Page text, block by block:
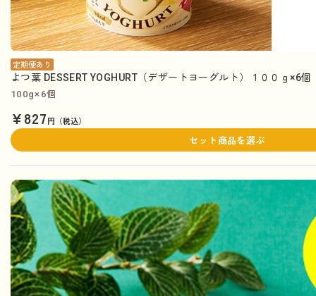
定期便あり
よつ葉 DESSERT YOGHURT（デザートヨーグルト）１００ｇ×6
100g×6個
¥827円（税込）
セット商品を選ぶ